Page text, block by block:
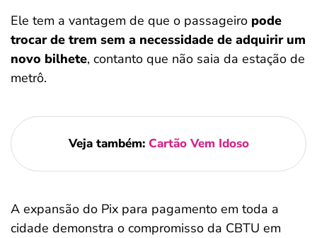
Ele tem a vantagem de que o passageiro pode
trocar de trem sem a necessidade de adquirir um
novo bilhete, contanto que não saia da estação de
metrô.
Veja também: Cartão Vem Idoso
A expansão do Pix para pagamento em toda a
cidade demonstra o compromisso da CBTU em